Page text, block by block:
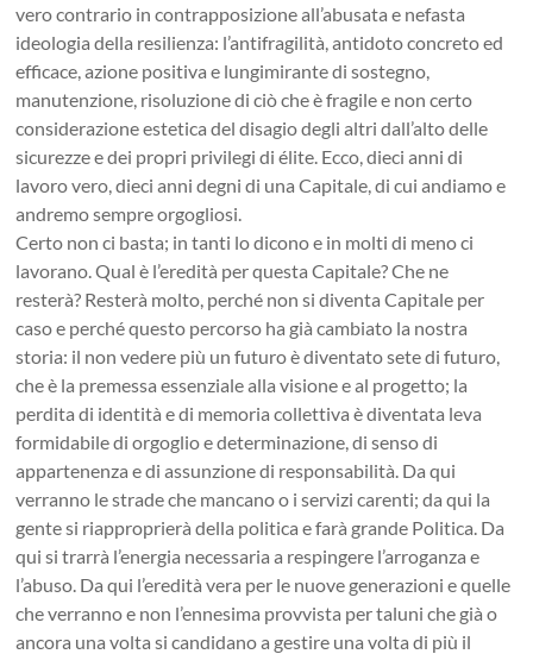
vero contrario in contrapposizione all’abusata e nefasta
ideologia della resilienza: l’antifragilità, antidoto concreto ed
efficace, azione positiva e lungimirante di sostegno,
manutenzione, risoluzione di ciò che è fragile e non certo
considerazione estetica del disagio degli altri dall’alto delle
sicurezze e dei propri privilegi di élite. Ecco, dieci anni di
lavoro vero, dieci anni degni di una Capitale, di cui andiamo e
andremo sempre orgogliosi.
Certo non ci basta; in tanti lo dicono e in molti di meno ci
lavorano. Qual è l’eredità per questa Capitale? Che ne
resterà? Resterà molto, perché non si diventa Capitale per
caso e perché questo percorso ha già cambiato la nostra
storia: il non vedere più un futuro è diventato sete di futuro,
che è la premessa essenziale alla visione e al progetto; la
perdita di identità e di memoria collettiva è diventata leva
formidabile di orgoglio e determinazione, di senso di
appartenenza e di assunzione di responsabilità. Da qui
verranno le strade che mancano o i servizi carenti; da qui la
gente si riapproprierà della politica e farà grande Politica. Da
qui si trarrà l’energia necessaria a respingere l’arroganza e
l’abuso. Da qui l’eredità vera per le nuove generazioni e quelle
che verranno e non l’ennesima provvista per taluni che già o
ancora una volta si candidano a gestire una volta di più il